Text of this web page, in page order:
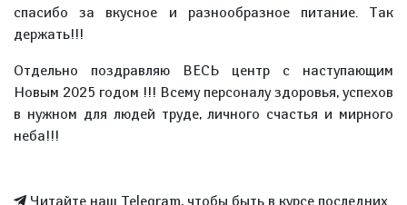
спасибо за вкусное и разнообразное питание. Так
держать!!!
Отдельно поздравляю ВЕСЬ центр с наступающим
Новым 2025 годом !!! Всему персоналу здоровья, успехов
в нужном для людей труде, личного счастья и мирного
неба!!!
Читайте наш Telegram, чтобы быть в курсе последних